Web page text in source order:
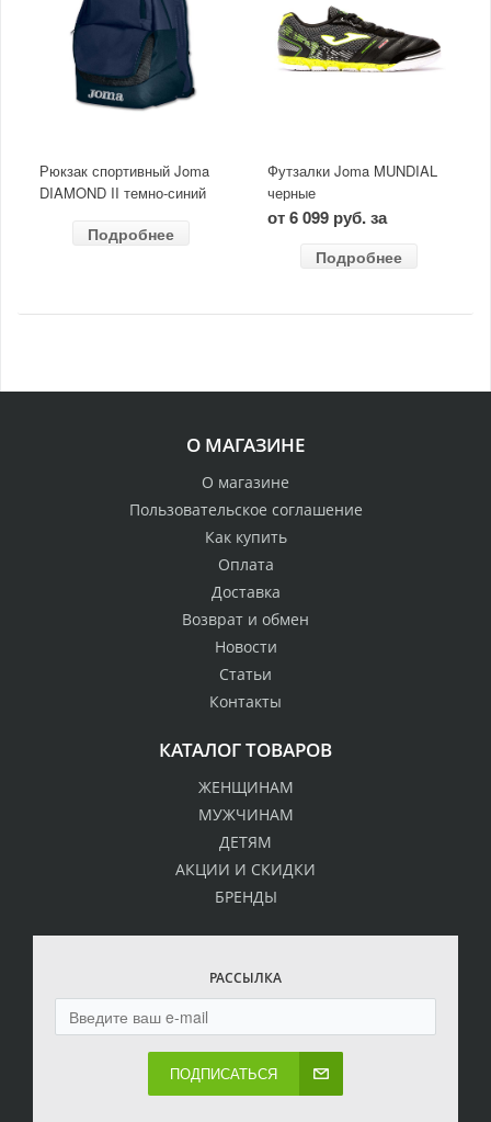
Рюкзак спортивный Joma
DIAMOND II темно-синий
Подробнее
Футзалки Joma MUNDIAL
черные
от 6 099 руб. за
Подробнее
О МАГАЗИНЕ
О магазине
Пользовательское соглашение
Как купить
Оплата
Доставка
Возврат и обмен
Новости
Статьи
Контакты
КАТАЛОГ ТОВАРОВ
ЖЕНЩИНАМ
МУЖЧИНАМ
ДЕТЯМ
АКЦИИ И СКИДКИ
БРЕНДЫ
РАССЫЛКА
ПОДПИСАТЬСЯ